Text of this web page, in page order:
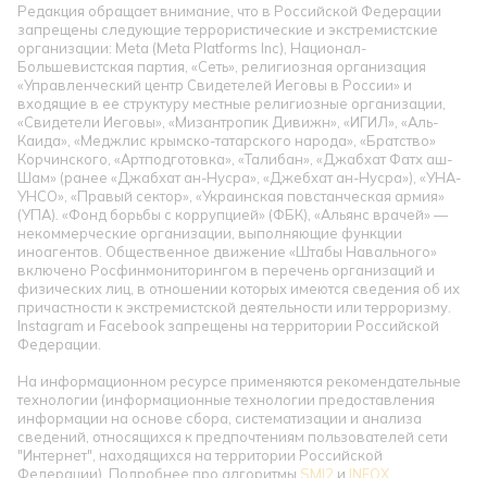
Редакция обращает внимание, что в Российской Федерации
запрещены следующие террористические и экстремистские
организации: Meta (Meta Platforms Inc), Национал-
Большевистская партия, «Сеть», религиозная организация
«Управленческий центр Свидетелей Иеговы в России» и
входящие в ее структуру местные религиозные организации,
«Свидетели Иеговы», «Мизантропик Дивижн», «ИГИЛ», «Аль-
Каида», «Меджлис крымско-татарского народа», «Братство»
Корчинского, «Артподготовка», «Талибан», «Джабхат Фатх аш-
Шам» (ранее «Джабхат ан-Нусра», «Джебхат ан-Нусра»), «УНА-
УНСО», «Правый сектор», «Украинская повстанческая армия»
(УПА). «Фонд борьбы с коррупцией» (ФБК), «Альянс врачей» —
некоммерческие организации, выполняющие функции
иноагентов. Общественное движение «Штабы Навального»
включено Росфинмониторингом в перечень организаций и
физических лиц, в отношении которых имеются сведения об их
причастности к экстремистской деятельности или терроризму.
Instagram и Facebook запрещены на территории Российской
Федерации.
На информационном ресурсе применяются рекомендательные
технологии (информационные технологии предоставления
информации на основе сбора, систематизации и анализа
сведений, относящихся к предпочтениям пользователей сети
"Интернет", находящихся на территории Российской
Федерации). Подробнее про алгоритмы SMI2 и INFOX